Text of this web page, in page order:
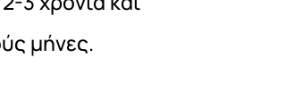
μήνες.